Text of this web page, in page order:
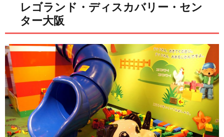
レゴランド・ディスカバリー・セン
ター大阪